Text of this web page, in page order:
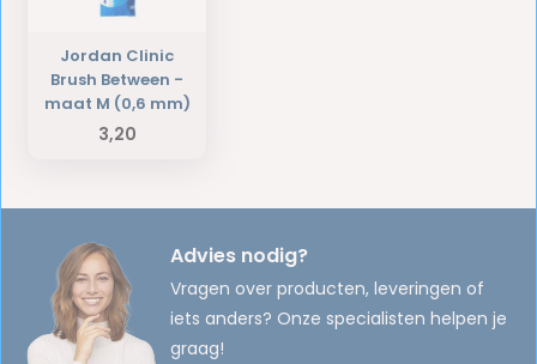
Jordan Clinic
Brush Between -
maat M (0,6 mm)
3,20
Advies nodig?
Vragen over producten, leveringen of
iets anders? Onze specialisten helpen je
graag!